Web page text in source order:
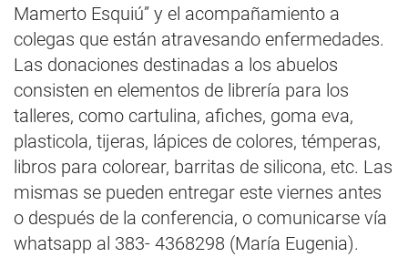
Mamerto Esquiú” y el acompañamiento a
colegas que están atravesando enfermedades.
Las donaciones destinadas a los abuelos
consisten en elementos de librería para los
talleres, como cartulina, afiches, goma eva,
plasticola, tijeras, lápices de colores, témperas,
libros para colorear, barritas de silicona, etc. Las
mismas se pueden entregar este viernes antes
o después de la conferencia, o comunicarse vía
whatsapp al 383- 4368298 (María Eugenia).